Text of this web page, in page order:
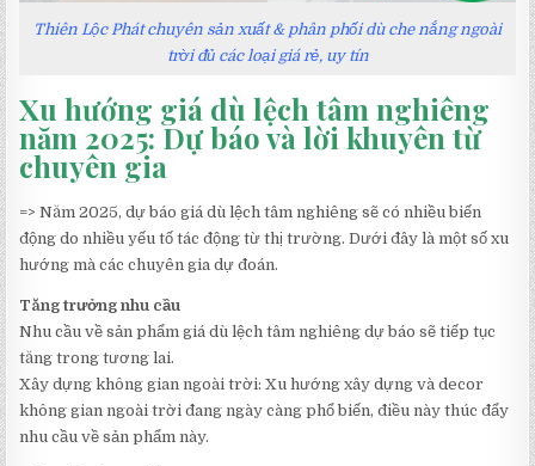
Thiên Lộc Phát chuyên sản xuất & phân phối dù che nắng ngoài
trời đủ các loại giá rẻ, uy tín
Xu hướng giá dù lệch tâm nghiêng
năm 2025: Dự báo và lời khuyên từ
chuyên gia
=> Năm 2025, dự báo giá dù lệch tâm nghiêng sẽ có nhiều biến
động do nhiều yếu tố tác động từ thị trường. Dưới đây là một số xu
hướng mà các chuyên gia dự đoán.
Tăng trưởng nhu cầu
Nhu cầu về sản phẩm giá dù lệch tâm nghiêng dự báo sẽ tiếp tục
tăng trong tương lai.
Xây dựng không gian ngoài trời: Xu hướng xây dựng và decor
không gian ngoài trời đang ngày càng phổ biến, điều này thúc đẩy
nhu cầu về sản phẩm này.